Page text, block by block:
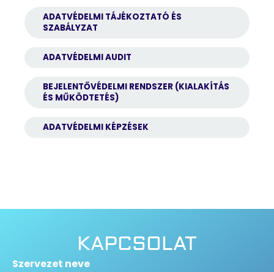
ADATVÉDELMI TÁJÉKOZTATÓ ÉS
SZABÁLYZAT
ADATVÉDELMI AUDIT
BEJELENTŐVÉDELMI RENDSZER (KIALAKÍTÁS
ÉS MŰKÖDTETÉS)
ADATVÉDELMI KÉPZÉSEK
KAPCSOLAT
Szervezet neve